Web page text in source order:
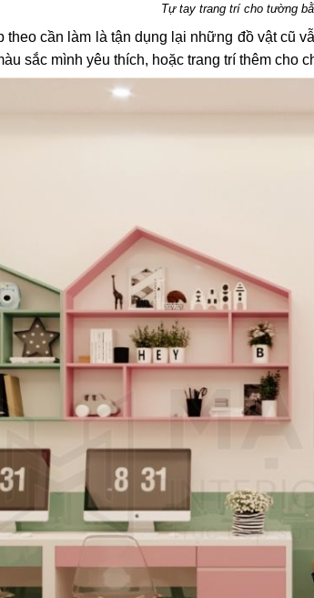
Tự tay trang trí cho tường
theo cần làm là tận dụng lại những đồ vật
sắc mình yêu thích, hoặc trang trí thêm cho